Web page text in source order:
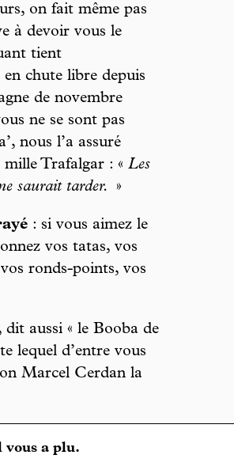
on fait même pas
à devoir vous le
tient
chute libre depuis
de novembre
ne se sont pas
nous l’a assuré
Trafalgar : « Les
saurait tarder. »
: si vous aimez le
vos tatas, vos
ronds-points, vos
dit aussi « le Booba de
lequel d’entre vous
Marcel Cerdan la
vous a plu.